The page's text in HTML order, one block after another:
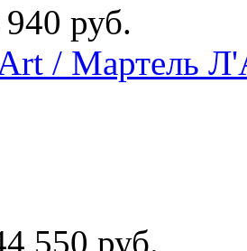
руб.
/ Мартель
550 руб.